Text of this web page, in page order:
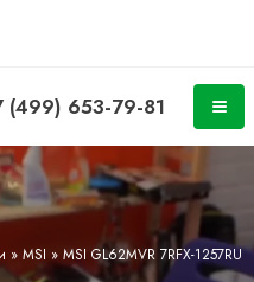
(499) 653-79-81
» MSI » MSI GL62MVR 7RFX-1257RU